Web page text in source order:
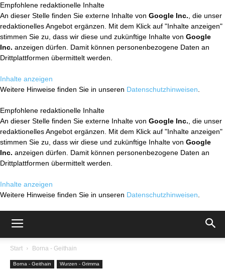
Empfohlene redaktionelle Inhalte
An dieser Stelle finden Sie externe Inhalte von Google Inc. , die unser
redaktionelles Angebot ergänzen. Mit dem Klick auf "Inhalte anzeigen"
stimmen Sie zu, dass wir diese und zukünftige Inhalte von Google
Inc. anzeigen dürfen. Damit können personenbezogene Daten an
Drittplattformen übermittelt werden.
Inhalte anzeigen
Weitere Hinweise finden Sie in unseren Datenschutzhinweisen
Empfohlene redaktionelle Inhalte
An dieser Stelle finden Sie externe Inhalte von Google Inc. , die unser
redaktionelles Angebot ergänzen. Mit dem Klick auf "Inhalte anzeigen"
stimmen Sie zu, dass wir diese und zukünftige Inhalte von Google
Inc. anzeigen dürfen. Damit können personenbezogene Daten an
Drittplattformen übermittelt werden.
Inhalte anzeigen
Weitere Hinweise finden Sie in unseren Datenschutzhinweisen
Start Borna - Geithain
Borna - Geithain Wurzen - Grimma